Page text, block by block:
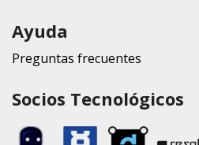
Ayuda
Preguntas frecuentes
Socios Tecnológicos